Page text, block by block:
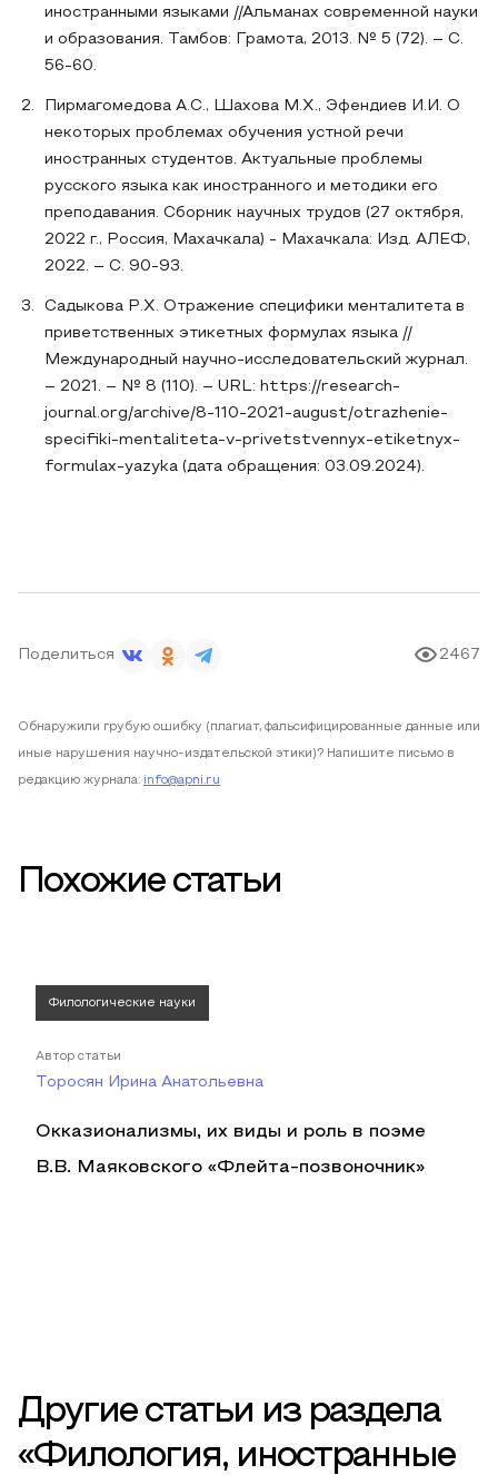
иностранными языками //Альманах современной науки
и образования. Тамбов: Грамота, 2013. № 5 (72). – C.
56-60.
Пирмагомедова А.С., Шахова М.Х., Эфендиев И.И. О
некоторых проблемах обучения устной речи
иностранных студентов. Актуальные проблемы
русского языка как иностранного и методики его
преподавания. Сборник научных трудов (27 октября,
2022 г., Россия, Махачкала) - Махачкала: Изд. АЛЕФ,
2022. – С. 90-93.
Садыкова Р.Х. Отражение специфики менталитета в
приветственных этикетных формулах языка //
Международный научно-исследовательский журнал.
– 2021. – № 8 (110). – URL: https://research-
journal.org/archive/8-110-2021-august/otrazhenie-
specifiki-mentaliteta-v-privetstvennyx-etiketnyx-
formulax-yazyka (дата обращения: 03.09.2024).
Поделиться 2467
Обнаружили грубую ошибку (плагиат, фальсифицированные данные или
иные нарушения научно-издательской этики)? Напишите письмо в
редакцию журнала: info@apni.ru
Похожие статьи
Филологические науки
Автор статьи
Торосян Ирина Анатольевна
Окказионализмы, их виды и роль в поэме
В.В. Маяковского «Флейта-позвоночник»
Другие статьи из раздела
«Филология, иностранные